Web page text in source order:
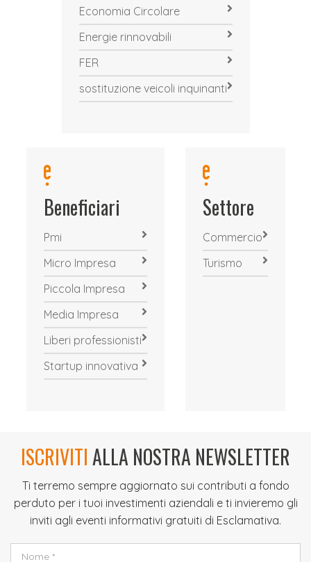
Economia Circolare
Energie rinnovabili
FER
sostituzione veicoli inquinanti
Beneficiari
Pmi
Micro Impresa
Piccola Impresa
Media Impresa
Liberi professionisti
Startup innovativa
Settore
Commercio
Turismo
ISCRIVITIALLA NOSTRA NEWSLETTER
Ti terremo sempre aggiornato sui contributi a fondo
perduto per i tuoi investimenti aziendali e ti invieremo gli
inviti agli eventi informativi gratuiti di Esclamativa.